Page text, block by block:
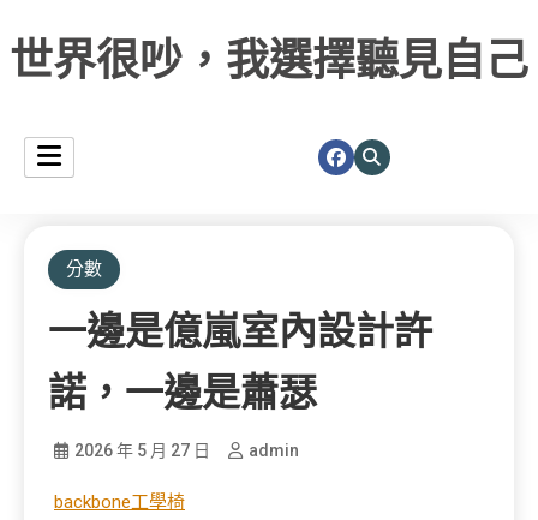
世界很吵，我選擇聽見自己
分數
一邊是億嵐室內設計許
諾，一邊是蕭瑟
2026 年 5 月 27 日 admin
backbone工學椅